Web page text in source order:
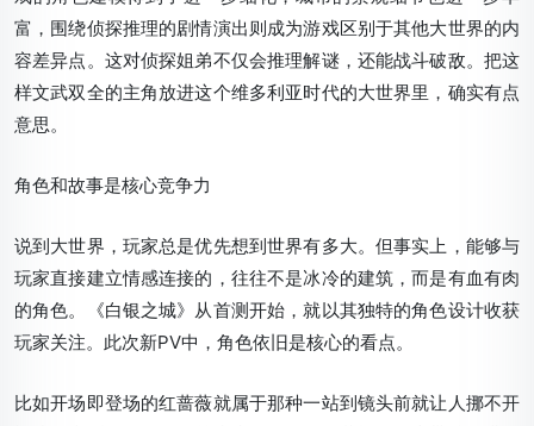
富，围绕侦探推理的剧情演出则成为游戏区别于其他大世界的内
容差异点。这对侦探姐弟不仅会推理解谜，还能战斗破敌。把这
样文武双全的主角放进这个维多利亚时代的大世界里，确实有点
意思。
角色和故事是核心竞争力
说到大世界，玩家总是优先想到世界有多大。但事实上，能够与
玩家直接建立情感连接的，往往不是冰冷的建筑，而是有血有肉
的角色。《白银之城》从首测开始，就以其独特的角色设计收获
玩家关注。此次新PV中，角色依旧是核心的看点。
比如开场即登场的红蔷薇就属于那种一站到镜头前就让人挪不开